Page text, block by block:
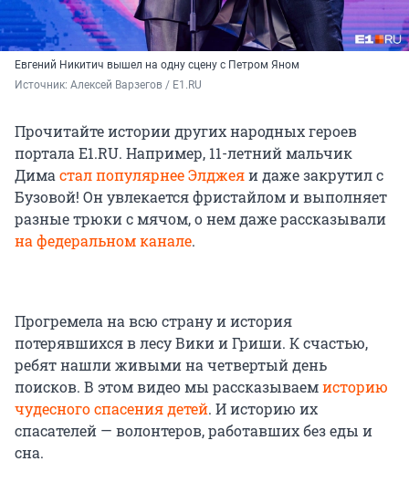
Евгений Никитич вышел на одну сцену с Петром Яном
Источник: Алексей Варзегов / E1.RU
Прочитайте истории других народных героев
портала E1.RU. Например, 11-летний мальчик
Димастал популярнее Элджеяи даже закрутил с
Бузовой! Он увлекается фристайлом и выполняет
разные трюки с мячом, о нем даже рассказывали
на федеральном канале.
Прогремела на всю страну и история
потерявшихся в лесу Вики и Гриши. К счастью,
ребят нашли живыми на четвертый день
поисков. В этом видео мы рассказываемисторию
чудесного спасения детей. И историю их
спасателей — волонтеров, работавших без еды и
сна.